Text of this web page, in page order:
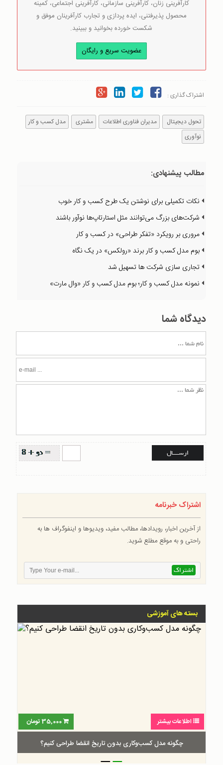
کارآفرینی زنان، کارآفرینی سازمانی، کارآفرینی اجتماعی، کمینه
محصول پذیرفتنی، ایده پردازی و تجارب کارآفرینان موفق و
شکست خورده بخوانید و ببینید.
عضویت سریع و رایگان
اشتراک گذاری :
تحول دیجیتال مدیران فناوری اطلاعات مشتری
مدل کسب و کار
نوآوری
مطالب پیشنهادی:
نکات تکمیلی برای نوشتن یک طرح کسب و کار خوب
شرکت‌های بزرگ می‌توانند مثل استارتاپ‌ها نوآور باشند
مروری بر رویکرد «تفکر طراحی» در کسب و کار
بوم مدل کسب و کار برند «رولکس» در یک نگاه
تجاری سازی شرکت ها تسهیل شد
نمونه مدل کسب و کار؛ بوم مدل کسب و کار «وال مارت»
دیدگاه شما
اشتراک خبرنامه
از آخرین اخبار، رویدادها، مطالب مفید، ویدیوها و اینفوگراف ها به
راحتی و به موقع مطلع شوید.
بسته های آموزشی
اطلاعات بیشتر 35,000 تومان
چگونه مدل کسب‌و‌کاری بدون تاریخ انقضا طراحی کنیم؟
__